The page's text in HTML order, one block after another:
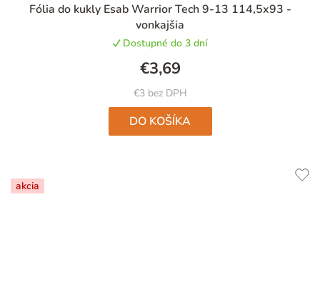
Fólia do kukly Esab Warrior Tech 9-13 114,5x93 -
vonkajšia
hodnotenie
produktu
je
4,5
z
5
hviezdičiek.
Dostupné do 3 dní
€3 bez DPH
€3,69
DO KOŠÍKA
akcia